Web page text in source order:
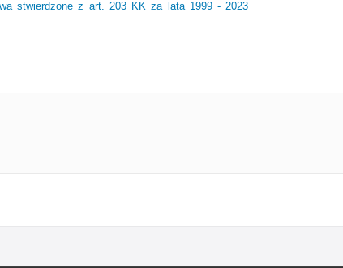
stwierdzone z art. 203 KK za lata 1999 - 2023